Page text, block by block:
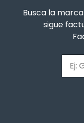
Busca la
sigue